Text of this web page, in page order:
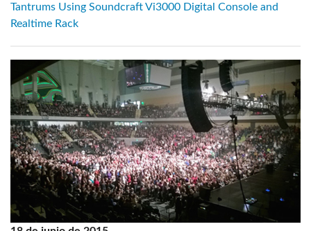
Tantrums Using Soundcraft Vi3000 Digital Console and
Realtime Rack